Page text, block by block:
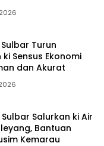
Sulbar Turun
Sensus Ekonomi
dan Akurat
Salurkan ki Air
Bantuan
Kemarau